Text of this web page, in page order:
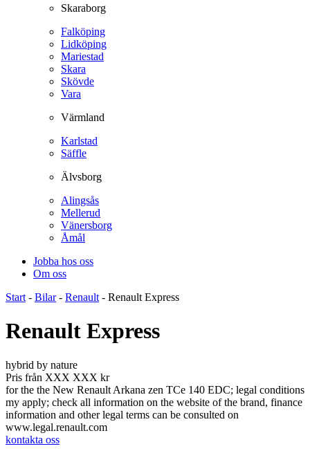
Skaraborg
Falköping
Lidköping
Mariestad
Skara
Skövde
Vara
Värmland
Karlstad
Säffle
Älvsborg
Alingsås
Mellerud
Vänersborg
Åmål
Jobba hos oss
Om oss
Start - Bilar- Renault - Renault Express
Renault Express
hybrid by nature
Pris från XXX XXX kr
for the the New Renault Arkana zen TCe 140 EDC; legal conditions
my apply; check all information on the website of the brand, finance
information and other legal terms can be consulted on
www.legal.renault.com
kontakta oss